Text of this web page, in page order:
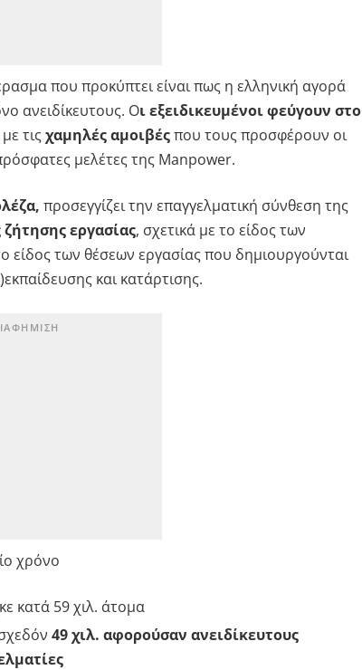
που προκύπτει είναι πως η ελληνική αγορά
ανειδίκευτους. Οι εξειδικευμένοι φεύγουν στο
τις χαμηλές αμοιβέςπου τους προσφέρουν οι
μελέτες της Manpower.
προσεγγίζει την επαγγελματική σύνθεση της
ζήτησης εργασίας, σχετικά με το είδος των
είδος των θέσεων εργασίας που δημιουργούνται
και κατάρτισης.
χρόνο
κατά 59 χιλ. άτομα
49 χιλ. αφορούσαν ανειδίκευτους